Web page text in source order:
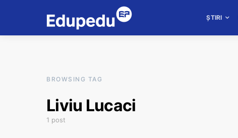
ȘTIRI
BROWSING TAG
Liviu Lucaci
1 post